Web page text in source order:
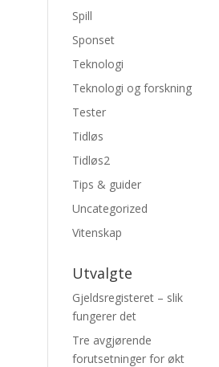
Spill
Sponset
Teknologi
Teknologi og forskning
Tester
Tidløs
Tidløs2
Tips & guider
Uncategorized
Vitenskap
Utvalgte
Gjeldsregisteret – slik
fungerer det
Tre avgjørende
forutsetninger for økt